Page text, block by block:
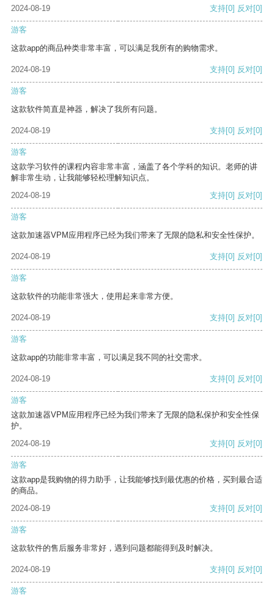
2024-08-19 支持[0] 反对[0]
游客
这款app的商品种类非常丰富，可以满足我所有的购物需求。
2024-08-19 支持[0] 反对[0]
游客
这款软件简直是神器，解决了我所有问题。
2024-08-19 支持[0] 反对[0]
游客
这款学习软件的课程内容非常丰富，涵盖了各个学科的知识。老师的讲
解非常生动，让我能够轻松理解知识点。
2024-08-19
支持[0] 反对[0]
游客
这款加速器VPM应用程序已经为我们带来了无限的隐私和安全性保护。
2024-08-19 支持[0] 反对[0]
游客
这款软件的功能非常强大，使用起来非常方便。
2024-08-19 支持[0] 反对[0]
游客
这款app的功能非常丰富，可以满足我不同的社交需求。
2024-08-19 支持[0] 反对[0]
游客
这款加速器VPM应用程序已经为我们带来了无限的隐私保护和安全性保
护。
2024-08-19
支持[0] 反对[0]
游客
这款app是我购物的得力助手，让我能够找到最优惠的价格，买到最合适
的商品。
2024-08-19
支持[0] 反对[0]
游客
这款软件的售后服务非常好，遇到问题都能得到及时解决。
2024-08-19 支持[0] 反对[0]
游客